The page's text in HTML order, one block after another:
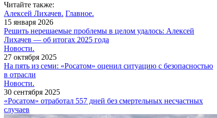
Читайте также:
Алексей Лихачев. Главное.
15 января 2026
Решить нерешаемые проблемы в целом удалось: Алексей
Лихачев — об итогах 2025 года
Новости.
27 октября 2025
На пять из семи: «Росатом» оценил ситуацию с безопасностью
в отрасли
Новости.
30 сентября 2025
«Росатом» отработал 557 дней без смертельных несчастных
случаев